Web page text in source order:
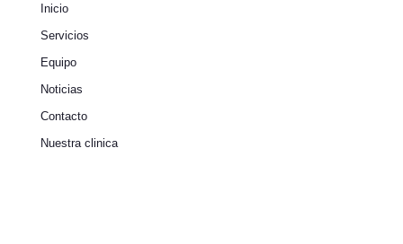
Inicio
Servicios
Equipo
Noticias
Contacto
Nuestra clinica